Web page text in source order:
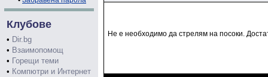
Клубове
• Dir.bg
• Взаимопомощ
• Горещи теми
• Компютри и Интернет
Не е необходимо да стрелям на посоки.